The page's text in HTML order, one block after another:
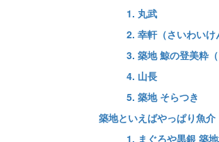
1. 丸武
2. 幸軒（さいわいけ
3. 築地 鯨の登美粋
4. 山長
5. 築地 そらつき
築地といえばやっぱり魚
1. まぐろや黒銀 築